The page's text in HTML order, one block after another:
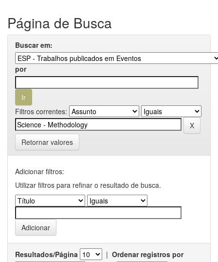
Página de Busca
Buscar em:
por
Filtros correntes:
Retornar valores
Adicionar filtros:
Utilizar filtros para refinar o resultado de busca.
Resultados/Página | Ordenar registros por